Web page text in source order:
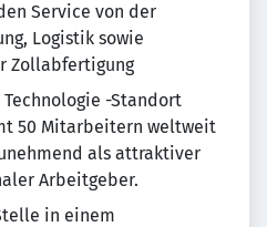
Service von der
Logistik sowie
Zollabfertigung
-Standort
50 Mitarbeitern weltweit
als attraktiver
Arbeitgeber.
in einem